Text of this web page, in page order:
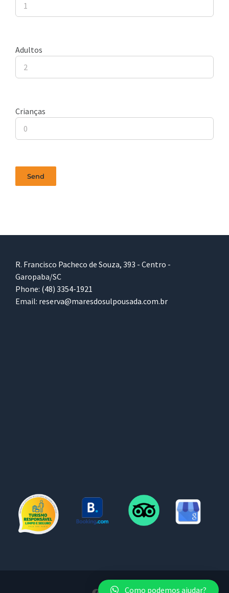
Adultos
Crianças
R. Francisco Pacheco de Souza, 393 - Centro -
Garopaba/SC
Phone: (48) 3354-1921
Email: reserva@maresdosulpousada.com.br
Como podemos ajudar?